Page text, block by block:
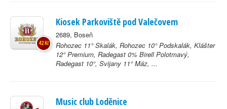
Kiosek Parkoviště pod Valečovem
2689, Boseň
Rohozec 11° Skalák, Rohozec 10° Podskalák, Klášter
12° Premium, Radegast 0% Birell Polotmavý,
Radegast 10°, Svijany 11° Máz, ...
42 Kč
Music club Loděnice